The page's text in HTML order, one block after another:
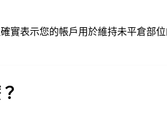
實表示您的帳戶用於維持未平倉部